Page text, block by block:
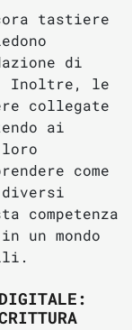
tastiere
di
Inoltre, le
collegate
ai
come
competenza
un mondo